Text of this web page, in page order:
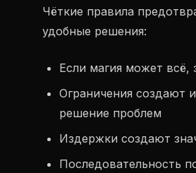
Чёткие правила
удобные решения:
Если магия может всё,
Ограничения создают
решение проблем
Издержки создают
Последовательность